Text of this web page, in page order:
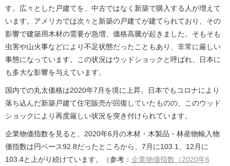
す。広々とした戸建てを、中古ではなく新築で購入する人が増えて
います。アメリカでは次々と新築の戸建てが建てられており、その
影響で建築用木材の需要が急増、価格高騰が起きました。そもそも
虫害や山火事などにより不足状態だったこともあり、非常に厳しい
事態になっています。この状況はウッドショックと呼ばれ、日本に
も多大な影響を与えています。
国内での丸太価格は2020年7月を境に上昇。日本でもコロナにより
落ち込んだ新築戸建て住宅販売が回復していたものの、このウッド
ショックにより再度厳しい状況を突き付けられています。
企業物価指数を見ると、2020年6月の木材・木製品・林産物輸入物
価指数は円ベース92.8だったところから、7月に103.1、12月に
103.4と上がり続けています。（参考： 企業物価指数（2020年6